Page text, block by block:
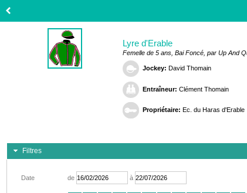
Lyre d'Erable
Femelle de 5 ans, Bai Foncé, par Up And
Jockey: David Thomain
Entraîneur: Clément Thomain
Propriétaire: Ec. du Haras d'Erable
Filtres
Date de à